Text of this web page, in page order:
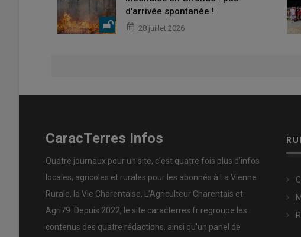
d'arrivée spontanée !
28 juillet 2026
CaracTerres Infos
Quatre journaux pour un site, c’est quatre fois plus d’infos
locales, agricoles et rurales pour les abonnés à La Vienne
Rurale, la Vie Charentaise, L’Agriculteur Charentais et
Agri79. Depuis 2022, le site caracterres.fr regroupe les
contenus des quatre rédactions, ainsi qu’un panel de